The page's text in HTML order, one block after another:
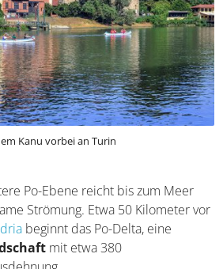
Po-Ebene reicht bis zum Meer
Strömung. Etwa 50 Kilometer
Adriabeginnt das Po-Delta, eine